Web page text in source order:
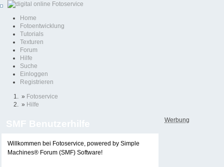
Home
Fotoentwicklung
Tutorials
Texturen
Forum
Hilfe
Suche
Einloggen
Registrieren
» Fotoservice
» Hilfe
Willkommen bei Fotoservice, powered by Simple
Machines® Forum (SMF) Software!
Werbung